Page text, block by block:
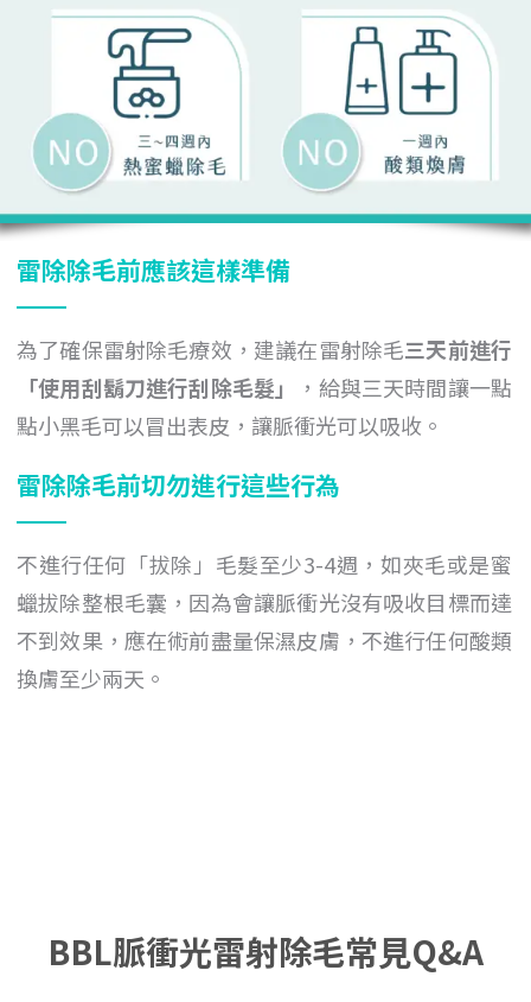
雷除除毛前應該這樣準備
為了確保雷射除毛療效，建議在雷射除毛三天前進行
「使用刮鬍刀進行刮除毛髮」
，給與三天時間讓一點
點小黑毛可以冒出表皮，讓脈衝光可以吸收。
雷除除毛前切勿進行這些行為
不進行任何「拔除」毛髮至少3-4週，如夾毛或是蜜
蠟拔除整根毛囊，因為會讓脈衝光沒有吸收目標而達
不到效果，應在術前盡量保濕皮膚，不進行任何酸類
換膚至少兩天。
BBL脈衝光雷射除毛常見Q&A